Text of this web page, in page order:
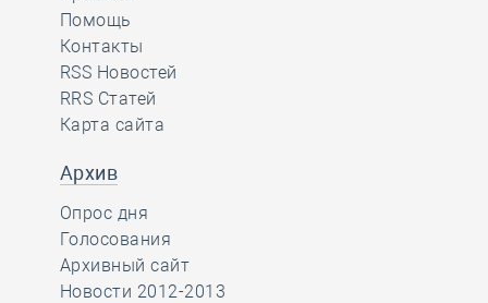
Помощь
Контакты
RSS Новостей
RRS Статей
Карта сайта
Архив
Опрос дня
Голосования
Архивный сайт
Новости 2012-2013